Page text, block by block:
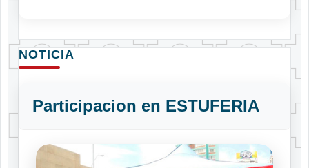
NOTICIA
Participacion en ESTUFERIA